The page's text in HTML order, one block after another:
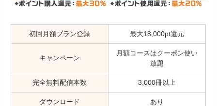
初回月額プラン登録 最大18,000pt還元
キャンペーン
月額コースはクーポン使い
放題
完全無料配信本数 3,000冊以上
ダウンロード あり